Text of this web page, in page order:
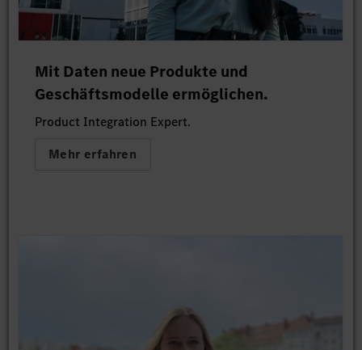
Mit Daten neue Produkte und
Geschäftsmodelle ermöglichen.
Product Integration Expert.
Mehr erfahren